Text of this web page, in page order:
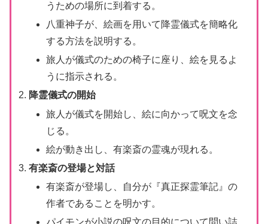
うための場所に到着する。
八重神子が、絵画を用いて降霊儀式を簡略化
する方法を説明する。
旅人が儀式のための椅子に座り、絵を見るよ
うに指示される。
降霊儀式の開始
旅人が儀式を開始し、絵に向かって呪文を念
じる。
絵が動き出し、有楽斎の霊魂が現れる。
有楽斎の登場と対話
有楽斎が登場し、自分が『真正探霊筆記』の
作者であることを明かす。